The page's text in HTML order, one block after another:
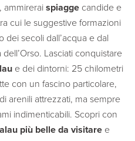
, ammireraispiagge candide e
cui le suggestive formazioni
secoli dall’acqua e dal
Lasciati conquistare
e dei dintorni: 25 chilometri
con un fascino particolare,
arenili attrezzati, ma sempre
indimenticabili. Scopri con
più belle da visitare e